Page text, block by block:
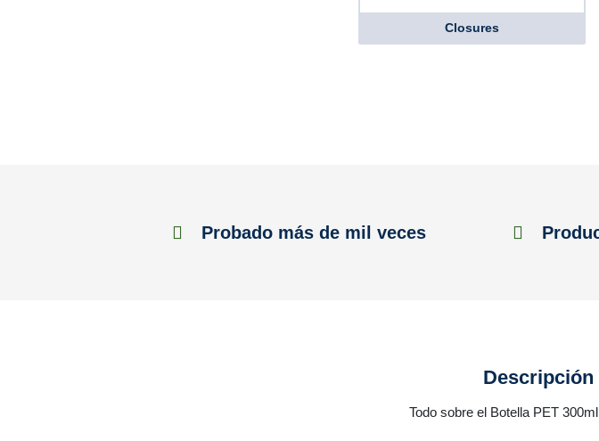
Closures
Probado más de mil veces
Todo sobre el Botella PET